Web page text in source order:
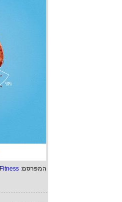
המפרסם:
Fitness